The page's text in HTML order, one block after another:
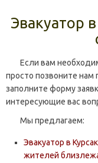
Эвакуатор
Если вам
просто позвоните нам
заполните форму
интересующие вас
Мы предлагаем:
Эвакуатор в
жителей